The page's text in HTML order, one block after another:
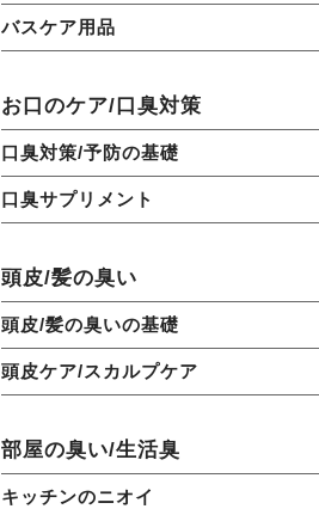
バスケア用品
お口のケア/口臭対策
口臭対策/予防の基礎
口臭サプリメント
頭皮/髪の臭い
頭皮/髪の臭いの基礎
頭皮ケア/スカルプケア
部屋の臭い/生活臭
キッチンのニオイ